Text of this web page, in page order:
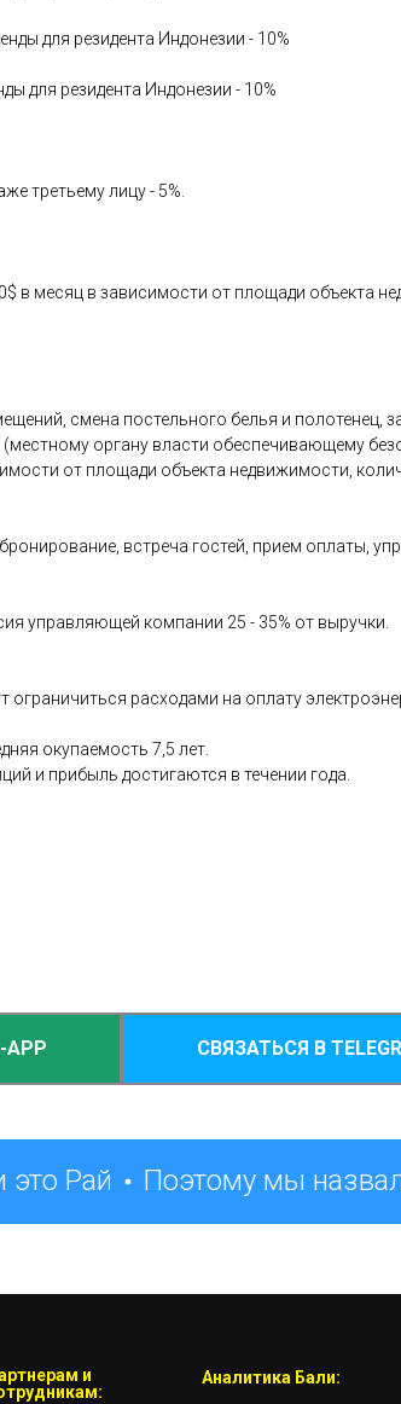
для резидента Индонезии - 10%
для резидента Индонезии - 10%
третьему лицу - 5%.
в месяц в зависимости от площади объекта
смена постельного белья и полотенец,
органу власти обеспечивающему
от площади объекта недвижимости,
встреча гостей, прием оплаты,
управляющей компании 25 - 35% от выручки.
расходами на оплату
окупаемость 7,5 лет.
и прибыль достигаются в течении года.
APP СВЯЗАТЬСЯ В
это Рай Поэтому мы
и
Аналитика Бали: